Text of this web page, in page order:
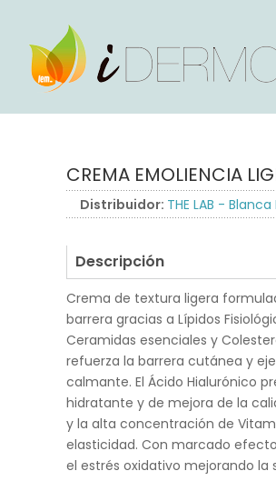
CREMA EMOLIENCIA
Distribuidor: THE LAB - Blanca
Descripción
Crema de textura ligera
barrera gracias a Lípidos
Ceramidas esenciales y
refuerza la barrera cutánea y
calmante. El Ácido Hialurónico
hidratante y de mejora de la
y la alta concentración de
elasticidad. Con marcado
el estrés oxidativo mejorando la